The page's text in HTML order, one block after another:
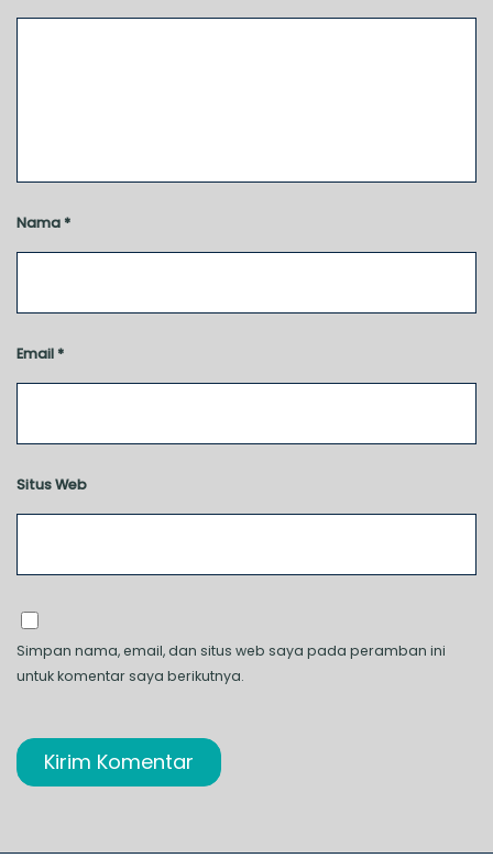
Nama *
Email *
Situs Web
Simpan nama, email, dan situs web saya pada peramban ini
untuk komentar saya berikutnya.